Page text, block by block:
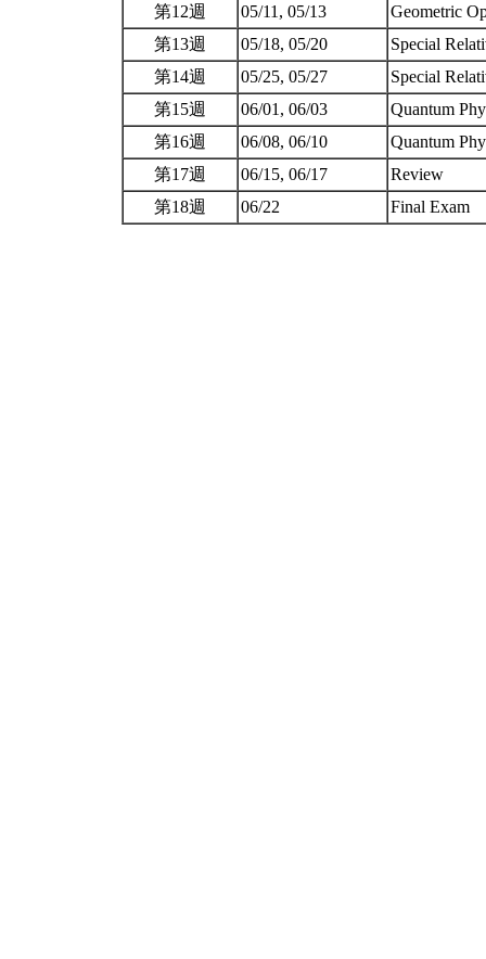
第12週 05/11, 05/13
Geometric
第13週
05/18, 05/20
Special
第14週
05/25, 05/27
Special
第15週
06/01, 06/03
Quantum
第16週
06/08, 06/10
Quantum
第17週
06/15, 06/17
Review
第18週
06/22 Final Exam